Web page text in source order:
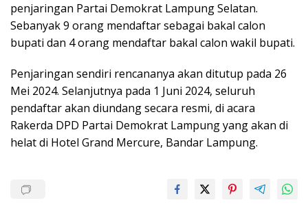
penjaringan Partai Demokrat Lampung Selatan.
Sebanyak 9 orang mendaftar sebagai bakal calon
bupati dan 4 orang mendaftar bakal calon wakil bupati.
Penjaringan sendiri rencananya akan ditutup pada 26
Mei 2024. Selanjutnya pada 1 Juni 2024, seluruh
pendaftar akan diundang secara resmi, di acara
Rakerda DPD Partai Demokrat Lampung yang akan di
helat di Hotel Grand Mercure, Bandar Lampung.